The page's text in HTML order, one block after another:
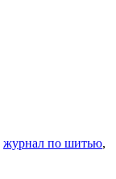
журнал по шитью,